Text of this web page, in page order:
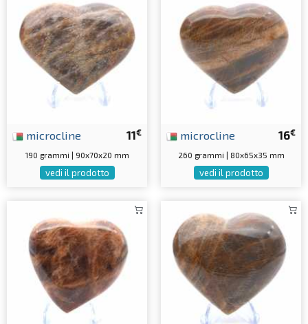
11€
microcline
190 grammi | 90x70x20 mm
vedi il prodotto
16€
microcline
260 grammi | 80x65x35 mm
vedi il prodotto